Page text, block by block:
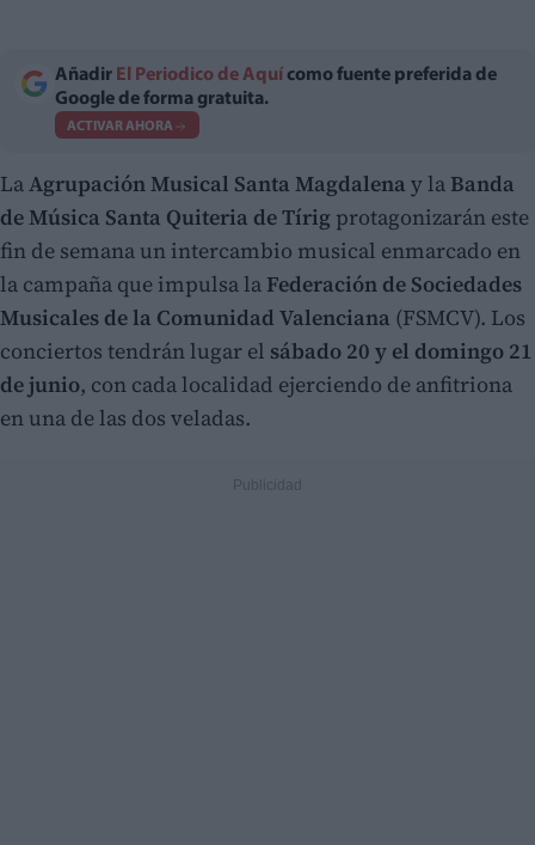
Añadir El Periodico de Aquí como fuente preferida de
Google de forma gratuita.
ACTIVAR AHORA
LaAgrupación Musical Santa Magdalena y la Banda
de Música Santa Quiteria de Tírig protagonizarán este
fin de semana un intercambio musical enmarcado en
la campaña que impulsa la Federación de Sociedades
Musicales de la Comunidad Valenciana (FSMCV). Los
conciertos tendrán lugar el sábado 20 y el domingo 21
de junio, con cada localidad ejerciendo de anfitriona
en una de las dos veladas.